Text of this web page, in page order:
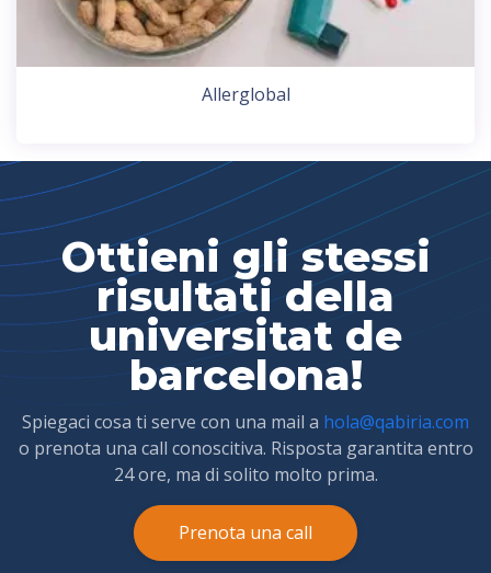
Allerglobal
Ottieni gli stessi
risultati della
universitat de
barcelona!
Spiegaci cosa ti serve con una mail a hola@qabiria.com
o prenota una call conoscitiva. Risposta garantita entro
24 ore, ma di solito molto prima.
Prenota una call